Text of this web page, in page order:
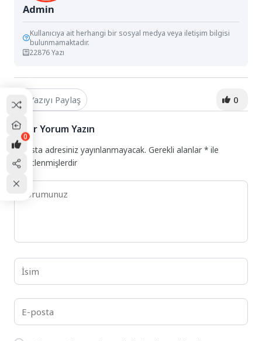
Admin
Kullanıcıya ait herhangi bir sosyal medya veya iletişim bilgisi
bulunmamaktadır.
22876 Yazı
Yazıyı Paylaş 0
Bir Yorum Yazın
E-posta adresiniz yayınlanmayacak. Gerekli alanlar* ile
işaretlenmişlerdir
0